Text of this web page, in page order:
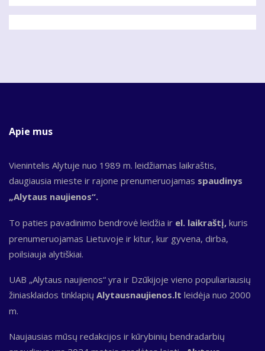
Apie mus
Vienintelis Alytuje nuo 1989 m. leidžiamas laikraštis,
daugiausia mieste ir rajone prenumeruojamas spaudinys
„Alytaus naujienos“.
To paties pavadinimo bendrovė leidžia ir el. laikraštį, kuris
prenumeruojamas Lietuvoje ir kitur, kur gyvena, dirba,
poilsiauja alytiškiai.
UAB „Alytaus naujienos“ yra ir Dzūkijoje vieno populiariausių
žiniasklaidos tinklapių Alytausnaujienos.lt leidėja nuo 2000
m.
Naujausias mūsų redakcijos ir kūrybinių bendradarbių